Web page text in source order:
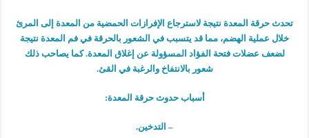
تحدث حرقة المعدة نتيجة لاسترجاع الإفرازات الحمضية من المعدة إلى المرئ
خلال عملية الهضم، مما قد يتسبب في الشعور بالحرقة في فم المعدة نتيجة
لضعف عضلات فتحة الفؤاد المسؤولة عن إغلاق المعدة. كما يصاحب ذلك
شعور بالانتفاخ والرغبة في القئ.
أسباب حدوث حرقة المعدة:
– التدخين.